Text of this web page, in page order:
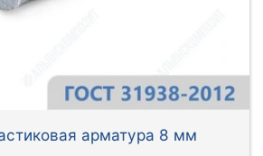
арматура 8 мм